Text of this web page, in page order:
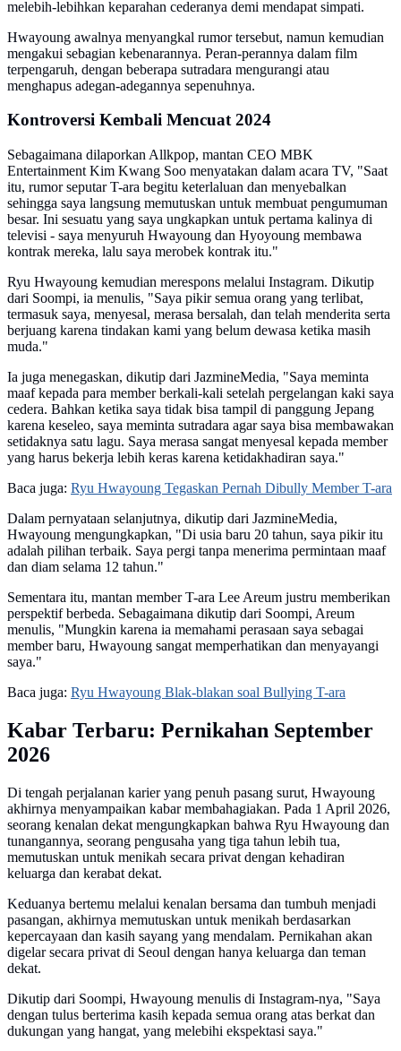
melebih-lebihkan keparahan cederanya demi mendapat simpati.
Hwayoung awalnya menyangkal rumor tersebut, namun kemudian
mengakui sebagian kebenarannya. Peran-perannya dalam film
terpengaruh, dengan beberapa sutradara mengurangi atau
menghapus adegan-adegannya sepenuhnya.
Kontroversi Kembali Mencuat 2024
Sebagaimana dilaporkan Allkpop, mantan CEO MBK
Entertainment Kim Kwang Soo menyatakan dalam acara TV, "Saat
itu, rumor seputar T-ara begitu keterlaluan dan menyebalkan
sehingga saya langsung memutuskan untuk membuat pengumuman
besar. Ini sesuatu yang saya ungkapkan untuk pertama kalinya di
televisi - saya menyuruh Hwayoung dan Hyoyoung membawa
kontrak mereka, lalu saya merobek kontrak itu."
Ryu Hwayoung kemudian merespons melalui Instagram. Dikutip
dari Soompi, ia menulis, "Saya pikir semua orang yang terlibat,
termasuk saya, menyesal, merasa bersalah, dan telah menderita serta
berjuang karena tindakan kami yang belum dewasa ketika masih
muda."
Ia juga menegaskan, dikutip dari JazmineMedia, "Saya meminta
maaf kepada para member berkali-kali setelah pergelangan kaki saya
cedera. Bahkan ketika saya tidak bisa tampil di panggung Jepang
karena keseleo, saya meminta sutradara agar saya bisa membawakan
setidaknya satu lagu. Saya merasa sangat menyesal kepada member
yang harus bekerja lebih keras karena ketidakhadiran saya."
Baca juga: Ryu Hwayoung Tegaskan Pernah Dibully Member T-ara
Dalam pernyataan selanjutnya, dikutip dari JazmineMedia,
Hwayoung mengungkapkan, "Di usia baru 20 tahun, saya pikir itu
adalah pilihan terbaik. Saya pergi tanpa menerima permintaan maaf
dan diam selama 12 tahun."
Sementara itu, mantan member T-ara Lee Areum justru memberikan
perspektif berbeda. Sebagaimana dikutip dari Soompi, Areum
menulis, "Mungkin karena ia memahami perasaan saya sebagai
member baru, Hwayoung sangat memperhatikan dan menyayangi
saya."
Baca juga: Ryu Hwayoung Blak-blakan soal Bullying T-ara
Kabar Terbaru: Pernikahan September
2026
Di tengah perjalanan karier yang penuh pasang surut, Hwayoung
akhirnya menyampaikan kabar membahagiakan. Pada 1 April 2026,
seorang kenalan dekat mengungkapkan bahwa Ryu Hwayoung dan
tunangannya, seorang pengusaha yang tiga tahun lebih tua,
memutuskan untuk menikah secara privat dengan kehadiran
keluarga dan kerabat dekat.
Keduanya bertemu melalui kenalan bersama dan tumbuh menjadi
pasangan, akhirnya memutuskan untuk menikah berdasarkan
kepercayaan dan kasih sayang yang mendalam. Pernikahan akan
digelar secara privat di Seoul dengan hanya keluarga dan teman
dekat.
Dikutip dari Soompi, Hwayoung menulis di Instagram-nya, "Saya
dengan tulus berterima kasih kepada semua orang atas berkat dan
dukungan yang hangat, yang melebihi ekspektasi saya."